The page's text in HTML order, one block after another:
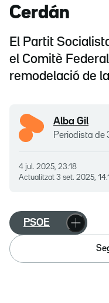
Cerdán
El Partit
el Comitè
remodelació de
Alba Gil
Periodista de
4 jul. 2025, 23.18
Actualitzat 3 set. 2025,
PSOE